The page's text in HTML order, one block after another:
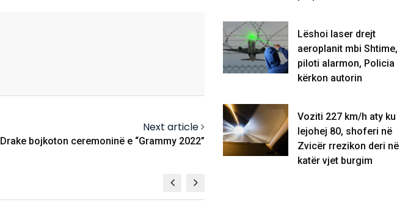
Next article
Drake bojkoton ceremoninë e “Grammy 2022”
Lëshoi laser drejt
aeroplanit mbi Shtime,
piloti alarmon, Policia
kërkon autorin
Voziti 227 km/h aty ku
lejohej 80, shoferi në
Zvicër rrezikon deri në
katër vjet burgim